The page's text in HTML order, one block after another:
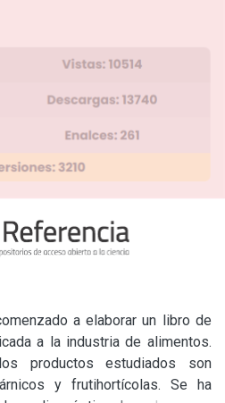
a elaborar un libro de
a la industria de alimentos.
productos estudiados son
y frutihortícolas. Se ha